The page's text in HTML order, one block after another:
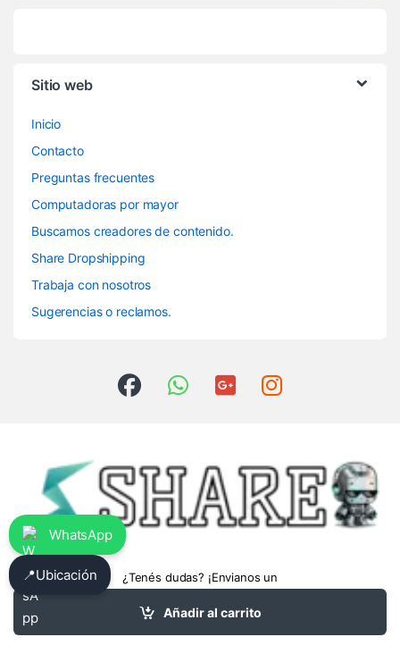
Añadir al carrito
Sitio web
Inicio
Contacto
Preguntas frecuentes
Computadoras por mayor
Buscamos creadores de contenido.
Share Dropshipping
Trabaja con nosotros
Sugerencias o reclamos.
¿Tenés dudas? ¡Envianos un
whatsapp!
3413475962
WhatsApp
📍Ubicación